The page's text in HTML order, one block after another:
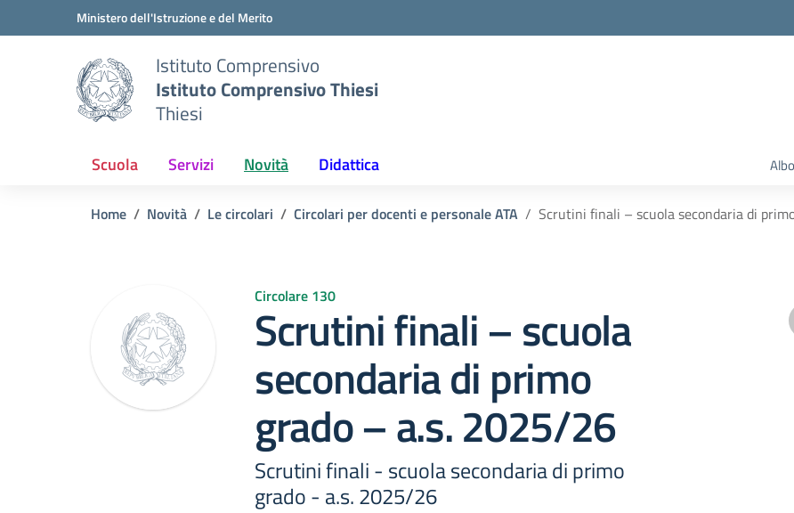
Vai ai contenuti
Vai al menu di navigazioneMinistero dell'Istruzione e del Merito
Istituto Comprensivo
Istituto Comprensivo Thiesi
Thiesi
Scuola Servizi Novità Didattica
Home Novità Le circolari Circolari per docenti e personale ATA Scrutini finali – scuola secondaria di
Circolare 130
Scrutini finali – scuola
secondaria di primo
grado – a.s. 2025/26
Scrutini finali - scuola secondaria di primo
grado - a.s. 2025/26